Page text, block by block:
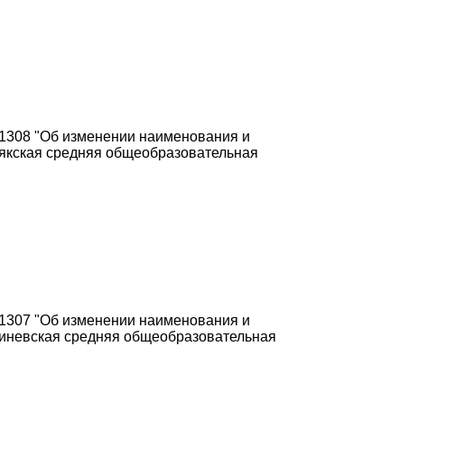
"Об изменении наименования и
средняя общеобразовательная
"Об изменении наименования и
средняя общеобразовательная